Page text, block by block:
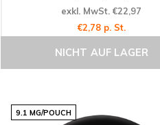
exkl. MwSt. €22,97
€2,78 p. St.
NICHT AUF LAGER
9.1 MG/POUCH